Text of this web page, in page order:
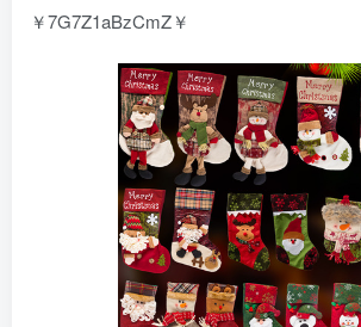
￥7G7Z1aBzCmZ￥